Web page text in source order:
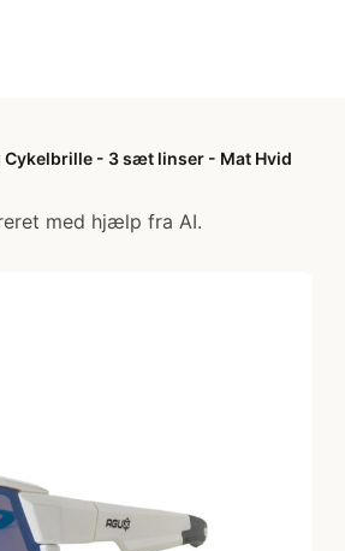
Cykelbrille - 3 sæt linser - Mat Hvid
med hjælp fra AI.